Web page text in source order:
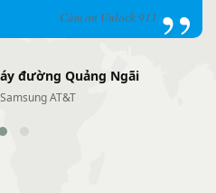
Cảm ơn Unlock 911
đường Quảng Ngãi
AT&T